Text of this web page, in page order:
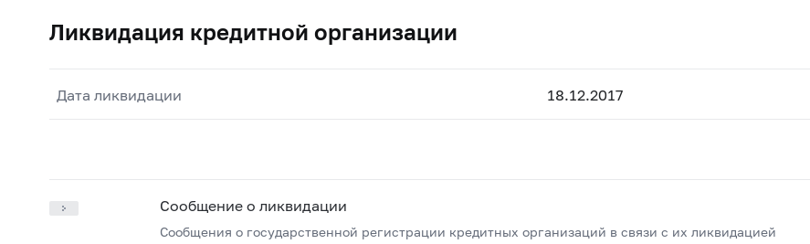
Ликвидация кредитной организации
Дата ликвидации 18.12.2017
Сообщение о ликвидации
Сообщения о государственной регистрации кредитных организаций в связи с их ликвидацией